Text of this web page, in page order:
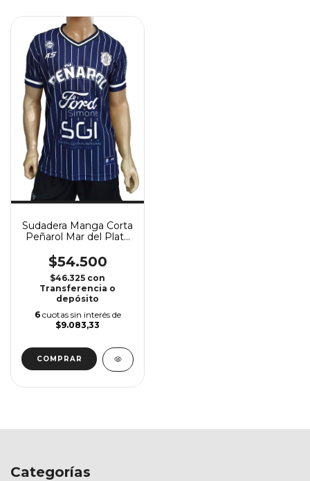
Sudadera Manga Corta
Peñarol Mar del Plata
$54.500
$46.325 con
Transferencia o
depósito
6 cuotas sin interés de
$9.083,33
COMPRAR
Categorías